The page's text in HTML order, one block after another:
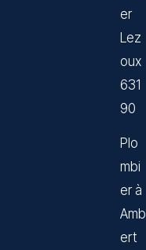
er
Lez
oux
631
90
Plo
mbi
er à
Amb
ert